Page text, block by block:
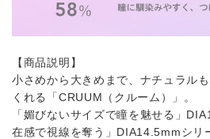
【商品説明】
小さめから大きめまで、ナチュラル
くれる「CRUUM（クルーム）」。
「媚びないサイズで瞳を魅せる」
在感で視線を奪う」DIA14.5mmシリ